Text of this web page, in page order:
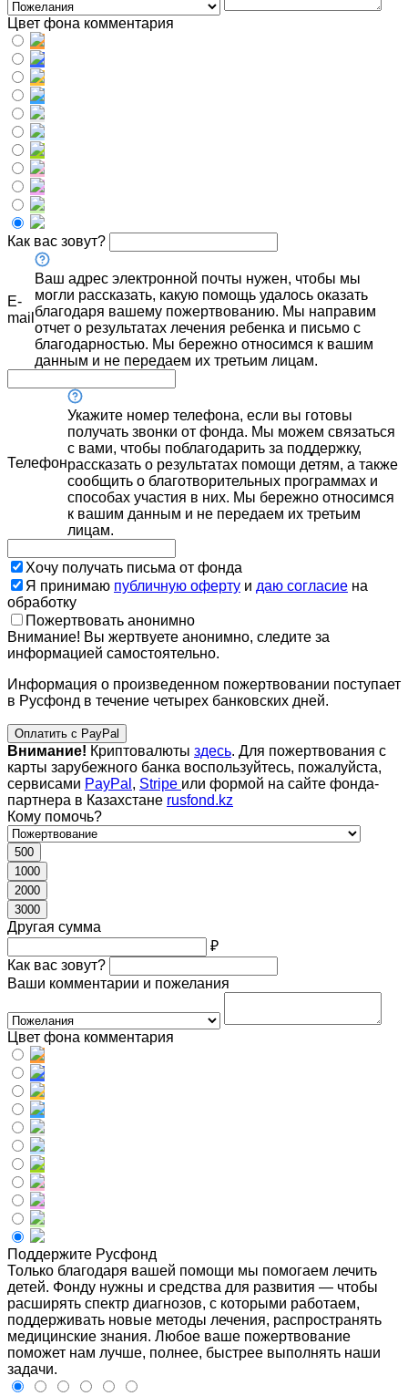
Цвет фона комментария
Как вас зовут?
E-
mail
Ваш адрес электронной почты нужен, чтобы мы
могли рассказать, какую помощь удалось оказать
благодаря вашему пожертвованию. Мы направим
отчет о результатах лечения ребенка и письмо с
благодарностью. Мы бережно относимся к вашим
данным и не передаем их третьим лицам.
Телефон
Укажите номер телефона, если вы готовы
получать звонки от фонда. Мы можем связаться
с вами, чтобы поблагодарить за поддержку,
рассказать о результатах помощи детям, а также
сообщить о благотворительных программах и
способах участия в них. Мы бережно относимся
к вашим данным и не передаем их третьим
лицам.
Хочу получать письма от фонда
Я принимаю публичную оферту и даю согласие на
обработку
Пожертвовать анонимно
Внимание! Вы жертвуете анонимно, следите за
информацией самостоятельно.
Информация о произведенном пожертвовании поступает
в Русфонд в течение четырех банковских дней.
Оплатить с PayPal
Внимание! Криптовалюты здесь. Для пожертвования с
карты зарубежного банка воспользуйтесь, пожалуйста,
сервисами PayPal , Stripe или формой на сайте фонда-
партнера в Казахстане rusfond.kz
Кому помочь?
500
1000
2000
3000
Другая сумма
₽
Как вас зовут?
Ваши комментарии и пожелания
Цвет фона комментария
Поддержите Русфонд
Только благодаря вашей помощи мы помогаем лечить
детей. Фонду нужны и средства для развития — чтобы
расширять спектр диагнозов, с которыми работаем,
поддерживать новые методы лечения, распространять
медицинские знания. Любое ваше пожертвование
поможет нам лучше, полнее, быстрее выполнять наши
задачи.